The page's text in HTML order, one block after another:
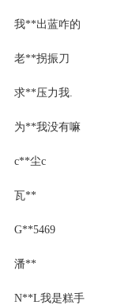
我**出蓝咋的
老**拐振刀
求**压力我.
为**我没有嘛
c**尘c
瓦**
G**5469
潘**
N**L我是糕手